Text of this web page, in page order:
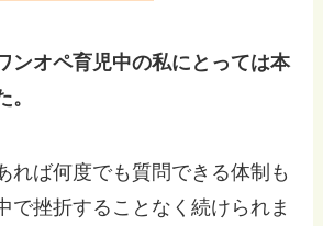
ンオペ育児中の私にとっては本
。
れば何度でも質問できる体制も
で挫折することなく続けられま